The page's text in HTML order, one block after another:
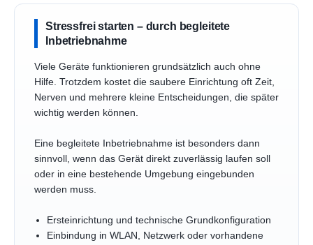
Stressfrei starten – durch begleitete
Inbetriebnahme
Viele Geräte funktionieren grundsätzlich auch ohne
Hilfe. Trotzdem kostet die saubere Einrichtung oft Zeit,
Nerven und mehrere kleine Entscheidungen, die später
wichtig werden können.
Eine begleitete Inbetriebnahme ist besonders dann
sinnvoll, wenn das Gerät direkt zuverlässig laufen soll
oder in eine bestehende Umgebung eingebunden
werden muss.
Ersteinrichtung und technische Grundkonfiguration
Einbindung in WLAN, Netzwerk oder vorhandene